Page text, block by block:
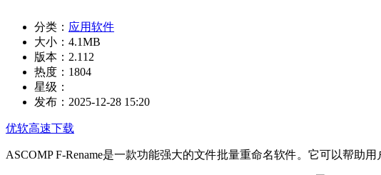
分类： 应用软件
大小： 4.1MB
版本： 2.112
热度： 1804
星级：
发布： 2025-12-28 15:20
优软高速下载
ASCOMP F-Rename是一款功能强大的文件批量重命名软件。它可以帮助